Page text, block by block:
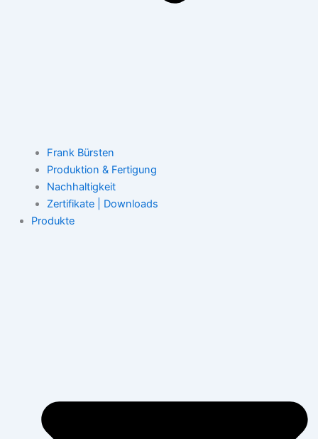
Frank Bürsten
Produktion & Fertigung
Nachhaltigkeit
Zertifikate | Downloads
Produkte